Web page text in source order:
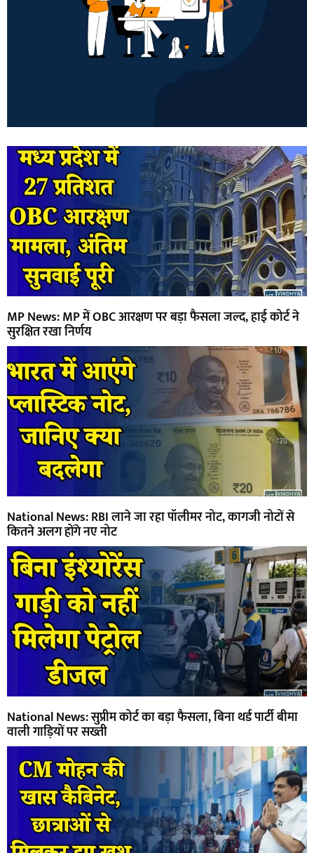
MP News: MP में OBC आरक्षण पर बड़ा फैसला जल्द, हाई कोर्ट ने
सुरक्षित रखा निर्णय
National News: RBI लाने जा रहा पॉलीमर नोट, कागजी नोटों से
कितने अलग होंगे नए नोट
National News: सुप्रीम कोर्ट का बड़ा फैसला, बिना थर्ड पार्टी बीमा
वाली गाड़ियों पर सख्ती